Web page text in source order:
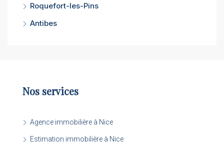
Roquefort-les-Pins
Antibes
Nos services
Agence immobilière à Nice
Estimation immobilière à Nice